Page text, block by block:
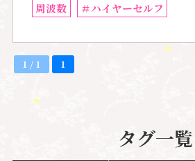
周波数
＃ハイヤーセルフ
1 / 1 1
タグ一覧